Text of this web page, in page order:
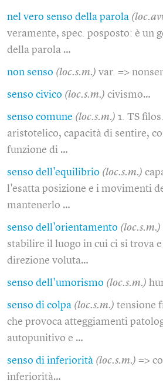
nel vero senso della parola
veramente, spec. posposto: è un
della parola …
non senso (loc.s.m.) var. =>
senso civico (loc.s.m.) civismo…
senso comune (loc.s.m.) 1. TS
aristotelico, capacità di sentire,
funzione di …
senso dell'equilibrio (loc.s.m.)
l'esatta posizione e i movimenti
mantenerlo …
senso dell'orientamento (loc.s.m.)
stabilire il luogo in cui ci si trova
direzione voluta…
senso dell'umorismo (loc.s.m.)
senso di colpa (loc.s.m.) tensione
che provoca atteggiamenti
autopunitivo e …
senso di inferiorità (loc.s.m.) =>
inferiorità…